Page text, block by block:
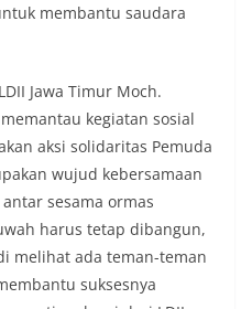
membantu saudara
Jawa Timur Moch.
kegiatan sosial
aksi solidaritas Pemuda
wujud kebersamaan
sesama ormas
harus tetap dibangun,
melihat ada teman-teman
suksesnya